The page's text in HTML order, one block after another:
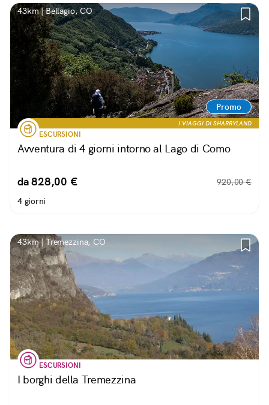
43km | Bellagio, CO
Promo
I VIAGGI DI SHARRYLAND
ESCURSIONI
Avventura di 4 giorni intorno al Lago di Como
da 828,00 €
920,00 €
4 giorni
43km | Tremezzina, CO
ESCURSIONI
I borghi della Tremezzina